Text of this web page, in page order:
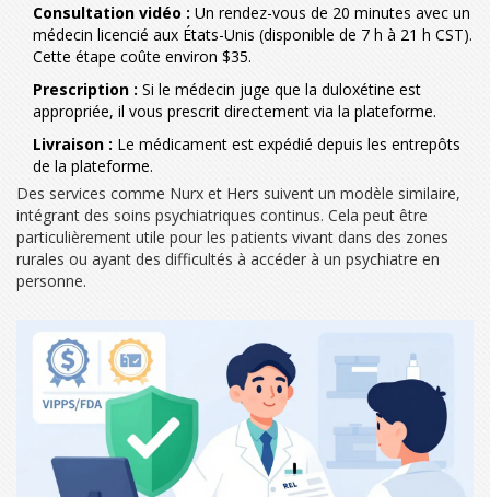
Consultation vidéo : Un rendez-vous de 20 minutes avec un
médecin licencié aux États-Unis (disponible de 7 h à 21 h CST).
Cette étape coûte environ $35.
Prescription : Si le médecin juge que la duloxétine est
appropriée, il vous prescrit directement via la plateforme.
Livraison : Le médicament est expédié depuis les entrepôts
de la plateforme.
Des services comme Nurx et Hers suivent un modèle similaire,
intégrant des soins psychiatriques continus. Cela peut être
particulièrement utile pour les patients vivant dans des zones
rurales ou ayant des difficultés à accéder à un psychiatre en
personne.